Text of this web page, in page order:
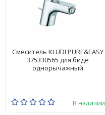
Смеситель KLUDI PURE&EASY
375330565 для биде
однорычажный
В наличии